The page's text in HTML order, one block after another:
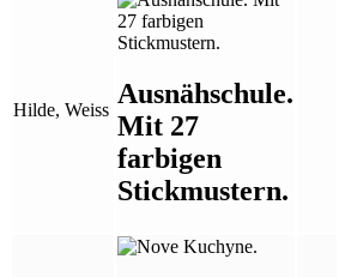
Hilde, Weiss
Ausnähschule.
Mit 27
farbigen
Stickmustern.